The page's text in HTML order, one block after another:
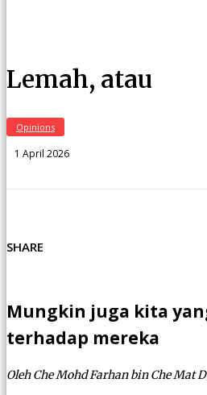
Lemah, atau
Opinions
1 April 2026
SHARE
Mungkin juga kita
terhadap mereka
Oleh Che Mohd Farhan bin Che Mat